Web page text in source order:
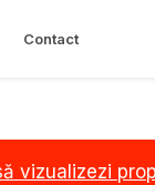
Contact
vizualizezi